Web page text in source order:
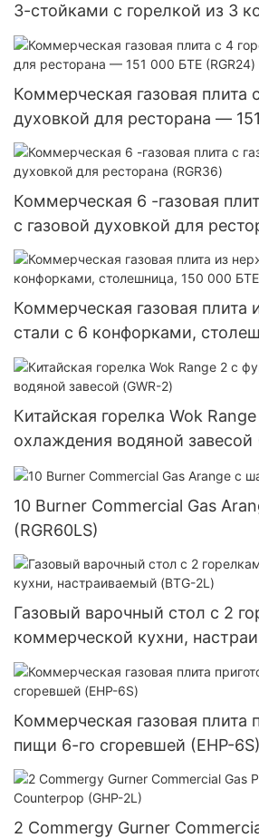
3-стойками с горелкой из 3
Коммерческая газовая плита
духовкой для ресторана —
(RGR24)
Коммерческая 6 -газовая
с газовой духовкой для
Коммерческая газовая
стали с 6 конфорками,
БТЕ (GHP-6)
Китайская горелка Wok
охлаждения водяной завесой
10 Burner Commercial Gas
(RGR60LS)
Газовый варочный стол с 2
коммерческой кухни,
2L)
Коммерческая газовая плита
пищи 6-го сгоревшей (EHP-6S)
2 Commergy Gurner